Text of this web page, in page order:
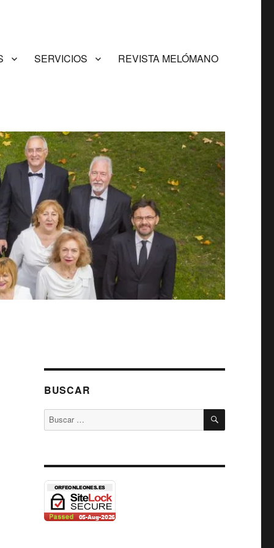
SERVICIOS REVISTA MELÓMANO
BUSCAR
Buscar
por:
BUSCAR